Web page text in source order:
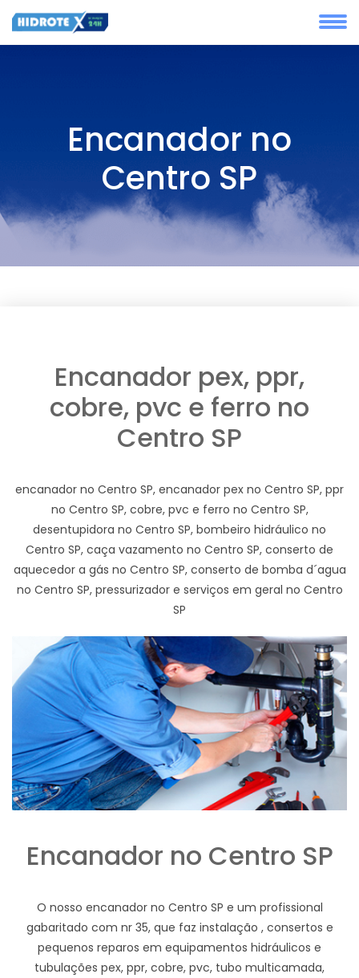
Encanador no
Centro SP
Encanador pex, ppr,
cobre, pvc e ferro no
Centro SP
encanador no Centro SP, encanador pex no Centro SP, ppr
no Centro SP, cobre, pvc e ferro no Centro SP,
desentupidora no Centro SP, bombeiro hidráulico no
Centro SP, caça vazamento no Centro SP, conserto de
aquecedor a gás no Centro SP, conserto de bomba d´agua
no Centro SP, pressurizador e serviços em geral no Centro
SP
Encanador no Centro SP
O nosso encanador no Centro SP e um profissional
gabaritado com nr 35, que faz instalação , consertos e
pequenos reparos em equipamentos hidráulicos e
tubulações pex, ppr, cobre, pvc, tubo multicamada,